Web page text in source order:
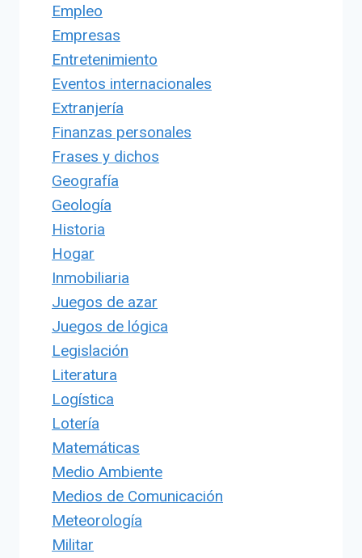
Empleo
Empresas
Entretenimiento
Eventos internacionales
Extranjería
Finanzas personales
Frases y dichos
Geografía
Geología
Historia
Hogar
Inmobiliaria
Juegos de azar
Juegos de lógica
Legislación
Literatura
Logística
Lotería
Matemáticas
Medio Ambiente
Medios de Comunicación
Meteorología
Militar